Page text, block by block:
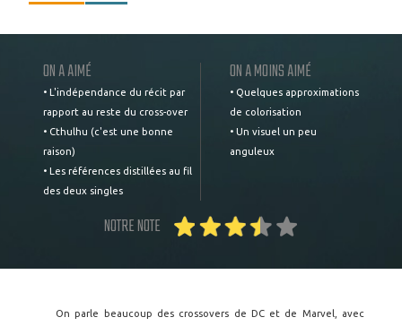
ON A AIMÉ
• L'indépendance du récit par
rapport au reste du cross-over
• Cthulhu (c'est une bonne
raison)
• Les références distillées au fil
des deux singles
ON A MOINS AIMÉ
• Quelques approximations
de colorisation
• Un visuel un peu
anguleux
NOTRE NOTE
On parle beaucoup des crossovers de DC et de Marvel, avec